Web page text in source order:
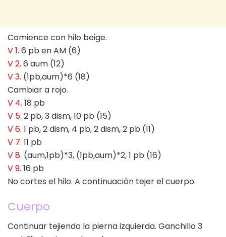
Comience con hilo beige.
V 1. 6 pb en AM (6)
V 2. 6 aum (12)
V 3. (1pb,aum)*6 (18)
Cambiar a rojo.
V 4. 18 pb
V 5. 2 pb, 3 dism, 10 pb (15)
V 6. 1 pb, 2 dism, 4 pb, 2 dism, 2 pb (11)
V 7. 11 pb
V 8. (aum,1pb)*3, (1pb,aum)*2, 1 pb (16)
V 9. 16 pb
No cortes el hilo. A continuación tejer el cuerpo.
Cuerpo
Continuar tejiendo la pierna izquierda. Ganchillo 3